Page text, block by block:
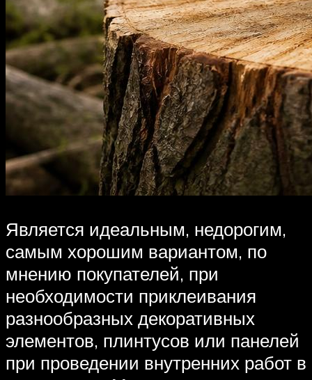
Является идеальным, недорогим,
самым хорошим вариантом, по
мнению покупателей, при
необходимости приклеивания
разнообразных декоративных
элементов, плинтусов или панелей
при проведении внутренних работ в